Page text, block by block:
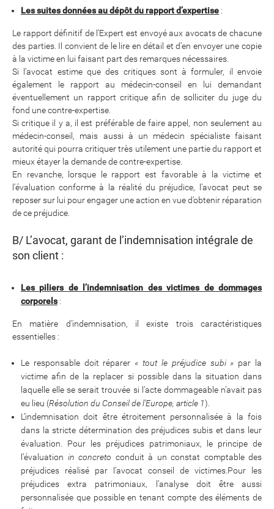
Les suites données au dépôt du rapport d’expertise :
Le rapport définitif de l’Expert est envoyé aux avocats de chacune
des parties. Il convient de le lire en détail et d’en envoyer une copie
à la victime en lui faisant part des remarques nécessaires.
Si l’avocat estime que des critiques sont à formuler, il envoie
également le rapport au médecin-conseil en lui demandant
éventuellement un rapport critique afin de solliciter du juge du
fond une contre-expertise.
Si critique il y a, il est préférable de faire appel, non seulement au
médecin-conseil, mais aussi à un médecin spécialiste faisant
autorité qui pourra critiquer très utilement une partie du rapport et
mieux étayer la demande de contre-expertise.
En revanche, lorsque le rapport est favorable à la victime et
l’évaluation conforme à la réalité du préjudice, l’avocat peut se
reposer sur lui pour engager une action en vue d’obtenir réparation
de ce préjudice.
B/ L’avocat, garant de l’indemnisation intégrale de
son client :
Les piliers de l’indemnisation des victimes de dommages
corporels:
En matière d’indemnisation, il existe trois caractéristiques
essentielles :
Le responsable doit réparer« tout le préjudice subi » par la
victime afin de la replacer si possible dans la situation dans
laquelle elle se serait trouvée si l’acte dommageable n’avait pas
eu lieu (Résolution du Conseil de l'Europe, article 1).
L’indemnisation doit être étroitement personnalisée à la fois
dans la stricte détermination des préjudices subis et dans leur
évaluation. Pour les préjudices patrimoniaux, le principe de
l’évaluation in concreto conduit à un constat comptable des
préjudices réalisé par l’avocat conseil de victimes.Pour les
préjudices extra patrimoniaux, l’analyse doit être aussi
personnalisée que possible en tenant compte des éléments de